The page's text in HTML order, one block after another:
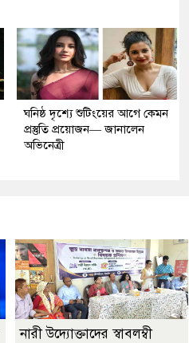
ঘনিষ্ঠ দৃশ্যে শুটিংয়ের আগে কেমন
প্রস্তুতি প্রয়োজন— জানালেন
অভিনেত্রী
নারী উদ্যোক্তাদের স্বাবলম্বী